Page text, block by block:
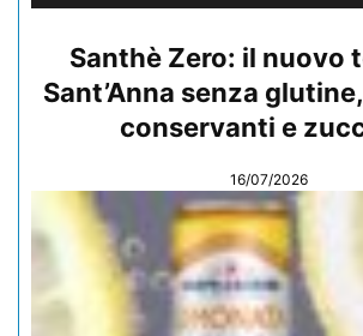
Santhè Zero: il nuovo
Sant’Anna senza
conservanti e
16/07/2026